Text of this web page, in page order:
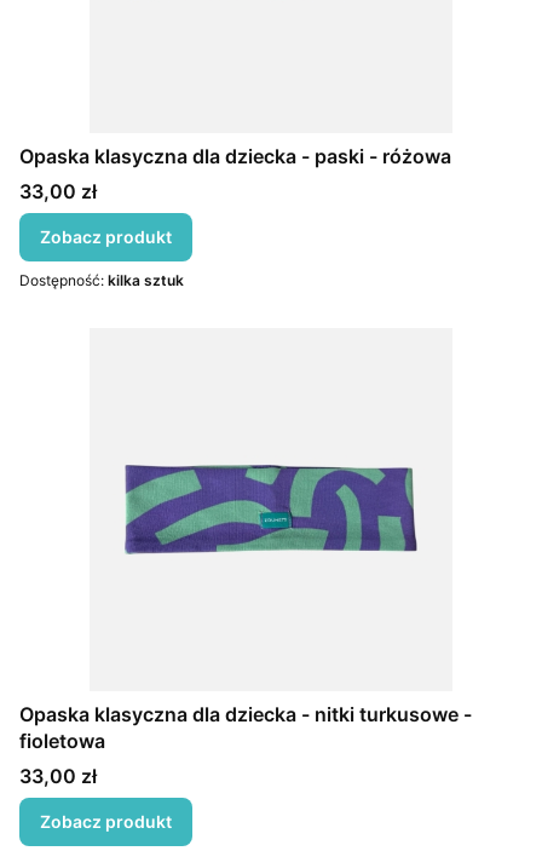
Opaska klasyczna dla dziecka - paski - różowa
Cena
33,00 zł
Zobacz produkt
Dostępność: kilka sztuk
Opaska klasyczna dla dziecka - nitki turkusowe -
fioletowa
Cena
33,00 zł
Zobacz produkt